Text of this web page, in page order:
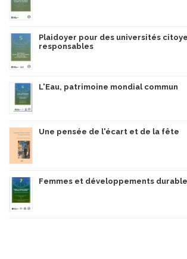
Plaidoyer pour des universités
responsables
L'Eau, patrimoine mondial commun
Une pensée de l'écart et de la fête
Femmes et développements